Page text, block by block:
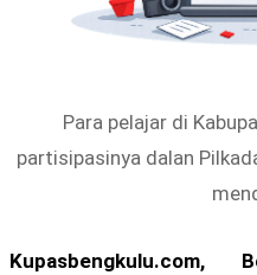
Para pelajar di
partisipasinya dalan
Kupasbengkulu.com,